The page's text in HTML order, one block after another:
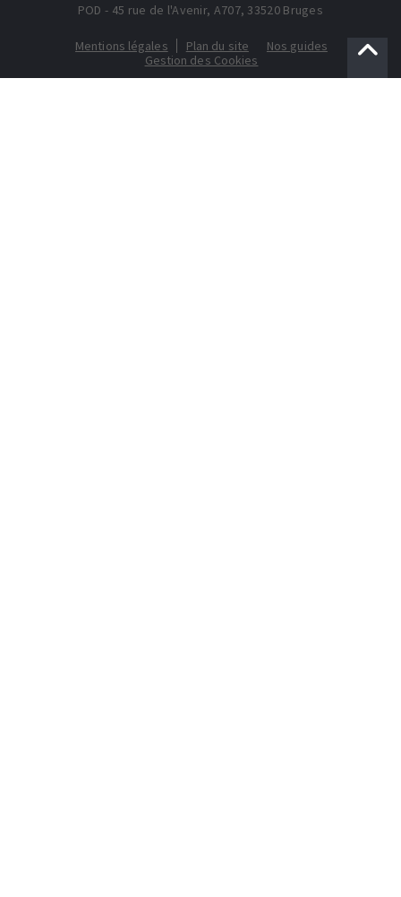
POD - 45 rue de l'Avenir, A707, 33520 Bruges
Mentions légales Plan du site
Nos guides
Gestion des Cookies